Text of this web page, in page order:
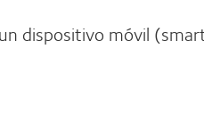
dispositivo móvil